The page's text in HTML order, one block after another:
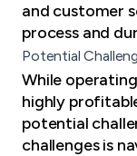
and customer
process and
Potential
While
highly
potential
challenges is